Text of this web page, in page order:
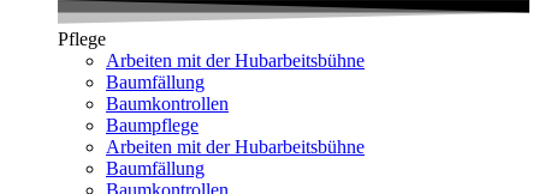
Pflege
Arbeiten mit der Hubarbeitsbühne
Baumfällung
Baumkontrollen
Baumpflege
Arbeiten mit der Hubarbeitsbühne
Baumfällung
Baumkontrollen